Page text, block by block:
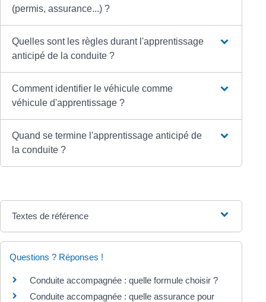
(permis, assurance...) ?
Quelles sont les règles durant l'apprentissage
anticipé de la conduite ?
Comment identifier le véhicule comme
véhicule d'apprentissage ?
Quand se termine l'apprentissage anticipé de
la conduite ?
Textes de référence
Questions ? Réponses !
Conduite accompagnée : quelle formule choisir ?
Conduite accompagnée : quelle assurance pour